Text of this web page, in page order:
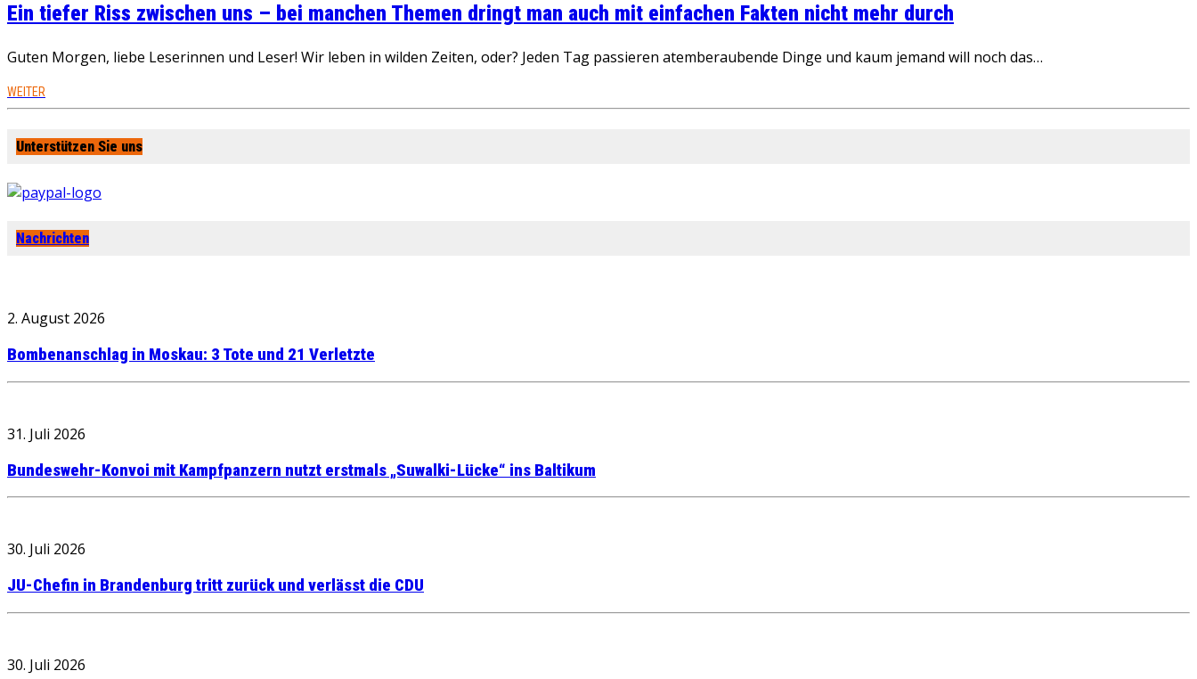
Ein tiefer Riss zwischen uns – bei manchen Themen dringt man auch mit einfachen Fakten nicht mehr durch
Guten Morgen, liebe Leserinnen und Leser! Wir leben in wilden Zeiten, oder? Jeden Tag passieren atemberaubende Dinge und kaum jemand will noch das…
WEITER
Unterstützen Sie uns
Nachrichten
2. August 2026
Bombenanschlag in Moskau: 3 Tote und 21 Verletzte
31. Juli 2026
Bundeswehr-Konvoi mit Kampfpanzern nutzt erstmals „Suwalki-Lücke“ ins Baltikum
30. Juli 2026
JU-Chefin in Brandenburg tritt zurück und verlässt die CDU
30. Juli 2026